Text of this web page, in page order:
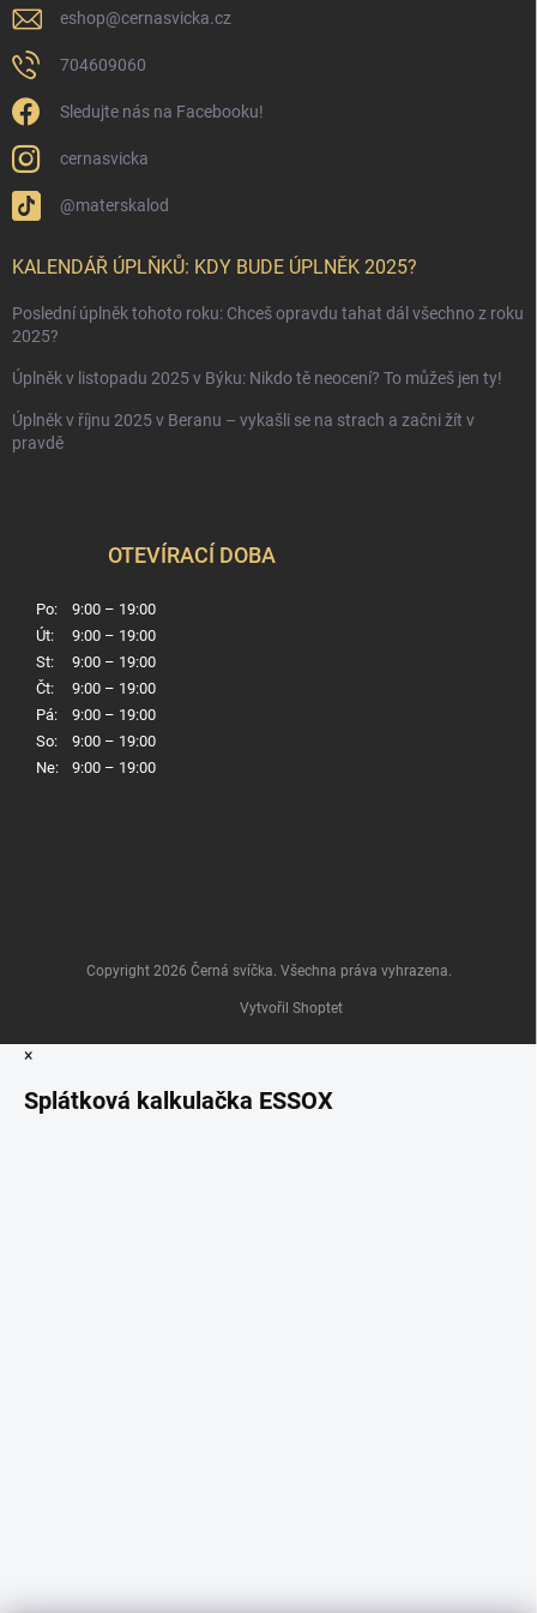
eshop@cernasvicka.cz
704609060
Sledujte nás na Facebooku!
cernasvicka
@materskalod
KALENDÁŘ ÚPLŇKŮ: KDY BUDE ÚPLNĚK 2025?
Poslední úplněk tohoto roku: Chceš opravdu tahat dál všechno z roku
2025?
Úplněk v listopadu 2025 v Býku: Nikdo tě neocení? To můžeš jen ty!
Úplněk v říjnu 2025 v Beranu – vykašli se na strach a začni žít v
pravdě
OTEVÍRACÍ DOBA
Po:
9:00 – 19:00
Út:
9:00 – 19:00
St:
9:00 – 19:00
Čt:
9:00 – 19:00
Pá:
9:00 – 19:00
So:
9:00 – 19:00
Ne:
9:00 – 19:00
Vytvořil Shoptet
Copyright 2026 Černá svíčka. Všechna práva vyhrazena.
×
Splátková kalkulačka ESSOX